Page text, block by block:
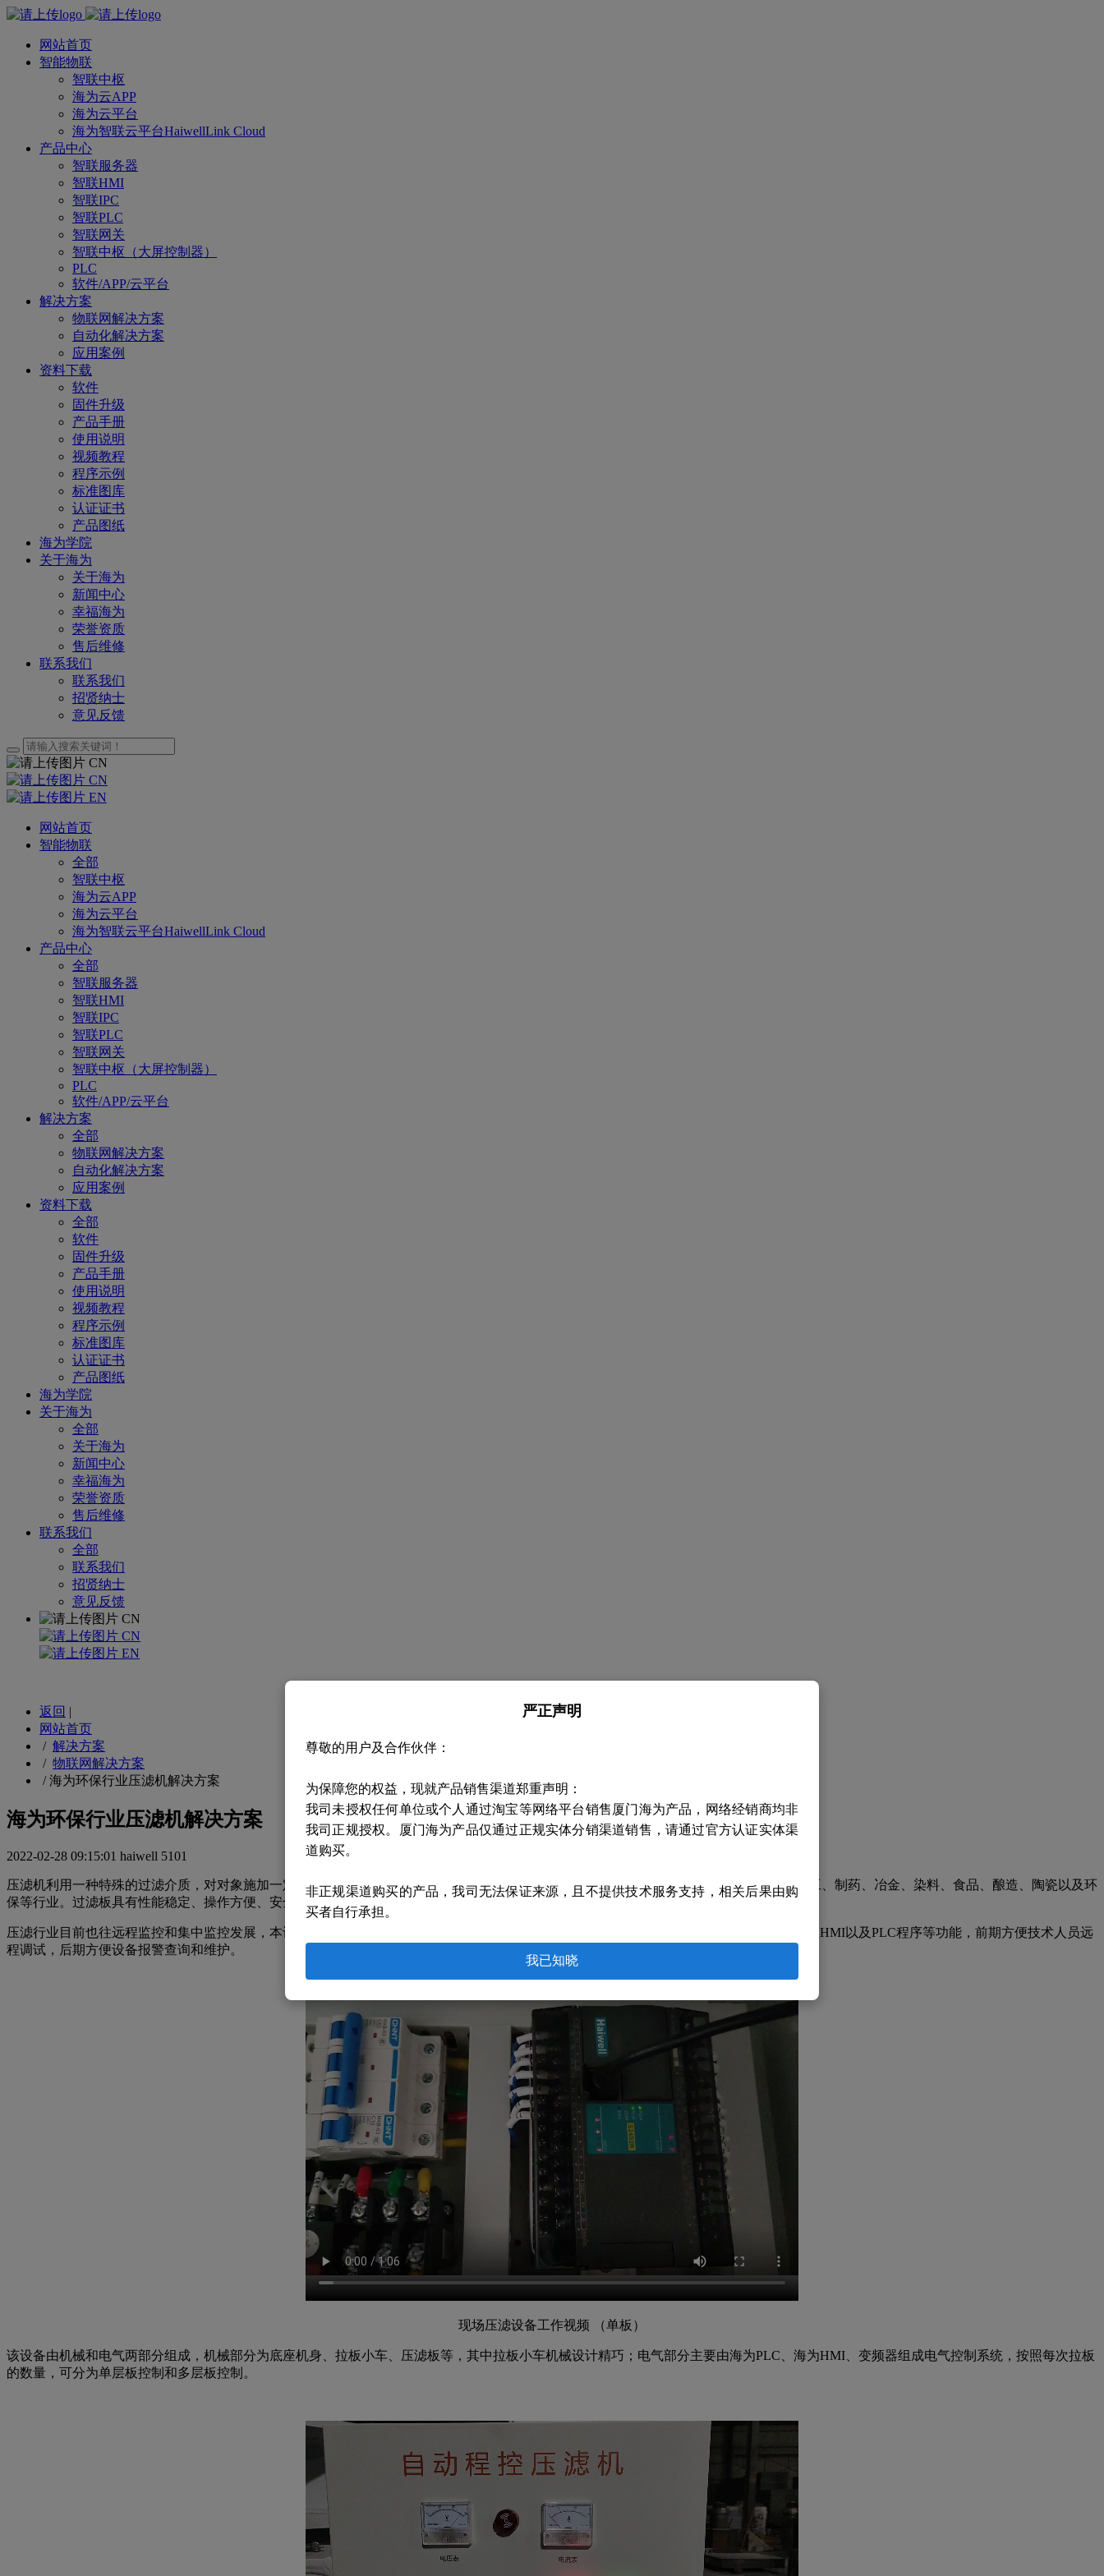
网站首页
智能物联
智联中枢
海为云APP
海为云平台
海为智联云平台HaiwellLink Cloud
产品中心
智联服务器
智联HMI
智联IPC
智联PLC
智联网关
智联中枢（大屏控制器）
PLC
软件/APP/云平台
解决方案
物联网解决方案
自动化解决方案
应用案例
资料下载
软件
固件升级
产品手册
使用说明
视频教程
程序示例
标准图库
认证证书
产品图纸
海为学院
关于海为
关于海为
新闻中心
幸福海为
荣誉资质
售后维修
联系我们
联系我们
招贤纳士
意见反馈
CN
CN
EN
网站首页
智能物联
全部
智联中枢
海为云APP
海为云平台
海为智联云平台HaiwellLink Cloud
产品中心
全部
智联服务器
智联HMI
智联IPC
智联PLC
智联网关
智联中枢（大屏控制器）
PLC
软件/APP/云平台
解决方案
全部
物联网解决方案
自动化解决方案
应用案例
资料下载
全部
软件
固件升级
产品手册
使用说明
视频教程
程序示例
标准图库
认证证书
产品图纸
海为学院
关于海为
全部
关于海为
新闻中心
幸福海为
荣誉资质
售后维修
联系我们
全部
联系我们
招贤纳士
意见反馈
CN
CN
EN
返回 |
网站首页
/ 解决方案
/ 物联网解决方案
/海为环保行业压滤机解决方案
海为环保行业压滤机解决方案
2022-02-28 09:15:01 haiwell 5101
压滤机利用一种特殊的过滤介质，对对象施加一定的压力，使得液体渗析出来的一种机械设备，是一种常用的固液分离设备。广泛应用于化工、制药、冶金、染料、食品、酿造、陶瓷以及环
保等行业。过滤板具有性能稳定、操作方便、安全、省力，耐高温、高压，经久耐用。
压滤行业目前也往远程监控和集中监控发展，本设备也可以选配海为触摸屏进行人机交互。海为屏支持手机APP和网页监控，支持远程上下载HMI以及PLC程序等功能，前期方便技术人员远
程调试，后期方便设备报警查询和维护。
现场压滤设备工作视频 （单板）
该设备由机械和电气两部分组成，机械部分为底座机身、拉板小车、压滤板等，其中拉板小车机械设计精巧；电气部分主要由海为PLC、海为HMI、变频器组成电气控制系统，按照每次拉板
的数量，可分为单层板控制和多层板控制。
严正声明
尊敬的用户及合作伙伴：
为保障您的权益，现就产品销售渠道郑重声明：
我司未授权任何单位或个人通过淘宝等网络平台销售厦门海为产品，网络经销商均非
我司正规授权。厦门海为产品仅通过正规实体分销渠道销售，请通过官方认证实体渠
道购买。
非正规渠道购买的产品，我司无法保证来源，且不提供技术服务支持，相关后果由购
买者自行承担。
我已知晓